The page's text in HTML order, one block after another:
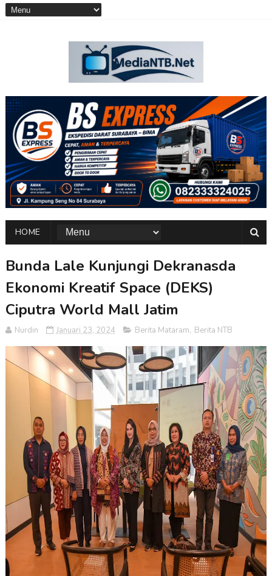
HOME
Bunda Lale Kunjungi Dekranasda
Ekonomi Kreatif Space (DEKS)
Ciputra World Mall Jatim
Nurdin Januari 23, 2024 Berita Mataram, Berita NTB